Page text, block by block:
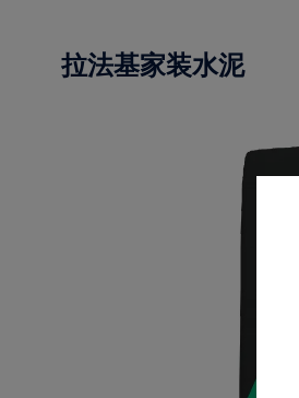
拉法基家装水泥